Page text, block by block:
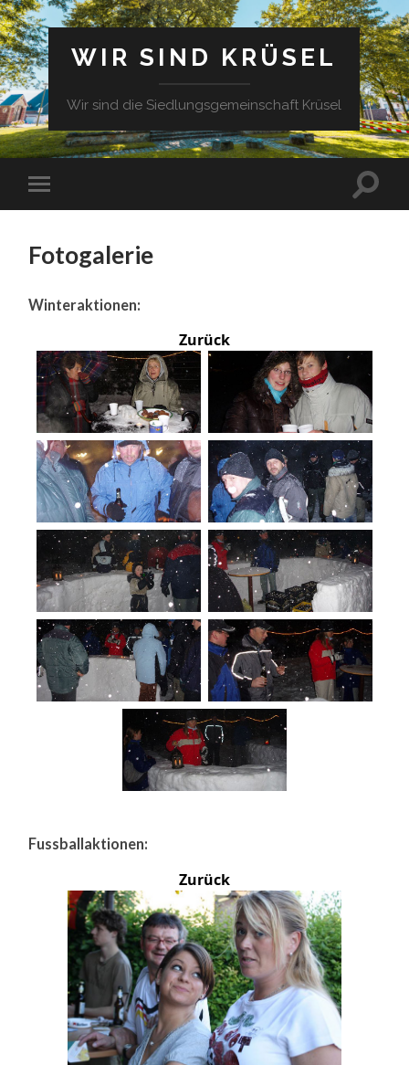
WIR SIND KRÜSEL
Wir sind die Siedlungsgemeinschaft Krüsel
Fotogalerie
Winteraktionen:
Zurück
Fussballaktionen:
Zurück